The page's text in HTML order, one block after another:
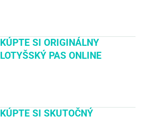
KÚPTE SI ORIGINÁLNY
LOTYŠSKÝ PAS ONLINE
KÚPTE SI SKUTOČNÝ